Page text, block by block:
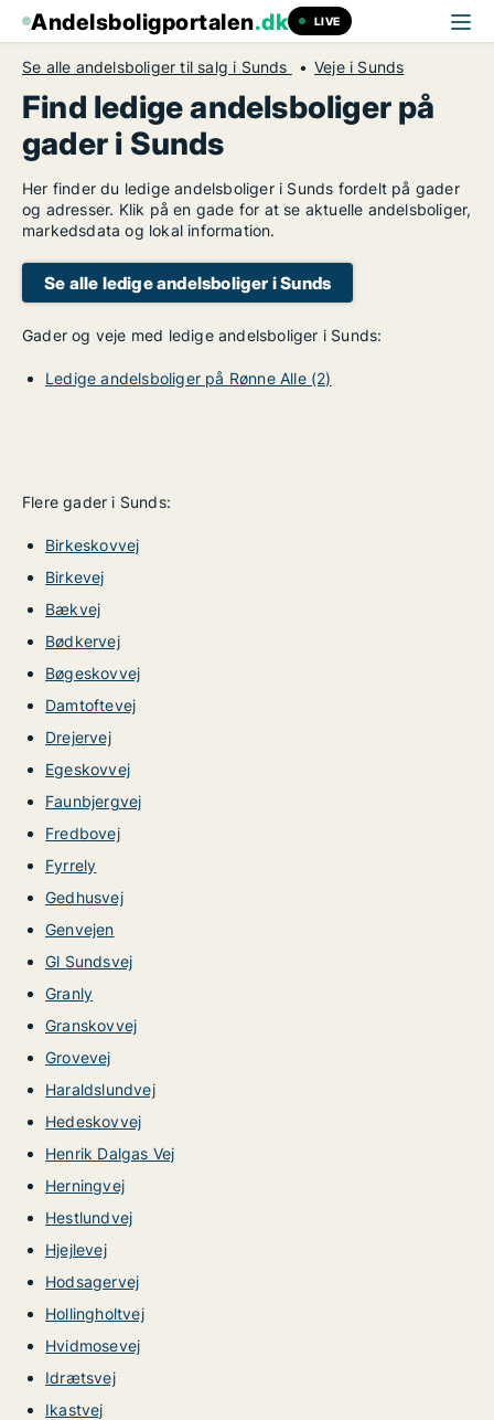
Andelsboligportalen.dk LIVE
Se alle andelsboliger til salg i Sunds Veje i Sunds
Find ledige andelsboliger på
gader i Sunds
Her finder du ledige andelsboliger i Sunds fordelt på gader
og adresser. Klik på en gade for at se aktuelle andelsboliger,
markedsdata og lokal information.
Se alle ledige andelsboliger i Sunds
Gader og veje med ledige andelsboliger i Sunds:
Ledige andelsboliger på Rønne Alle (2)
Flere gader i Sunds:
Birkeskovvej
Birkevej
Bækvej
Bødkervej
Bøgeskovvej
Damtoftevej
Drejervej
Egeskovvej
Faunbjergvej
Fredbovej
Fyrrely
Gedhusvej
Genvejen
Gl Sundsvej
Granly
Granskovvej
Grovevej
Haraldslundvej
Hedeskovvej
Henrik Dalgas Vej
Herningvej
Hestlundvej
Hjejlevej
Hodsagervej
Hollingholtvej
Hvidmosevej
Idrætsvej
Ikastvej